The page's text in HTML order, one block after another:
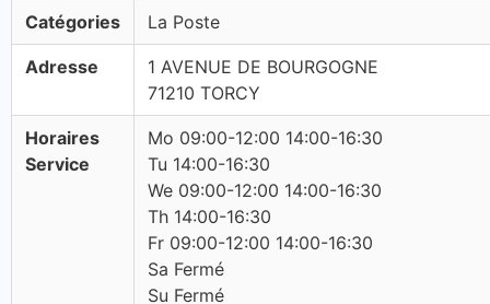
Catégories La Poste
Adresse
1 AVENUE DE BOURGOGNE
71210 TORCY
Horaires
Service
Mo 09:00-12:00 14:00-16:30
Tu 14:00-16:30
We 09:00-12:00 14:00-16:30
Th 14:00-16:30
Fr 09:00-12:00 14:00-16:30
Sa Fermé
Su Fermé